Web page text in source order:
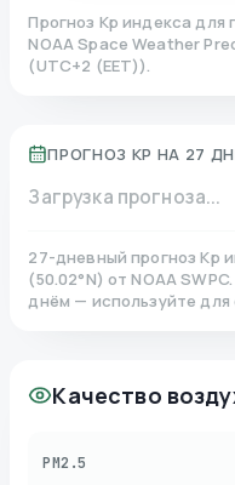
Прогноз Kp индекса для
NOAA Space Weather
(UTC+2 (EET)).
ПРОГНОЗ KP НА 27
Загрузка прогноза...
27-дневный прогноз Kp
(50.02°N)от NOAA
днём — используйте
Качество
PM2.5